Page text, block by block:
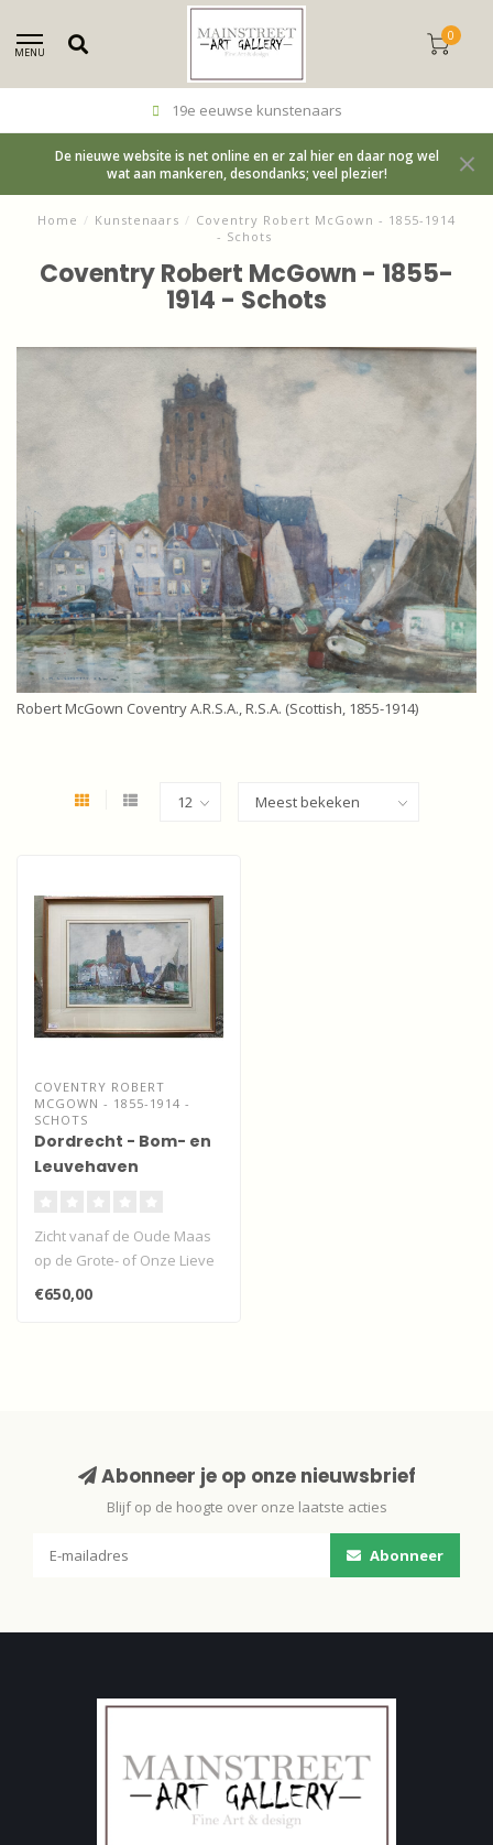
MENU
0
19e eeuwse kunstenaars
De nieuwe website is net online en er zal hier en daar nog wel
wat aan mankeren, desondanks; veel plezier!
Home / Kunstenaars / Coventry Robert McGown - 1855-1914
- Schots
Coventry Robert McGown - 1855-
1914 - Schots
Robert McGown Coventry A.R.S.A., R.S.A. (Scottish, 1855-1914)
COVENTRY ROBERT
MCGOWN - 1855-1914 -
SCHOTS
Dordrecht - Bom- en
Leuvehaven
Zicht vanaf de Oude Maas
op de Grote- of Onze Lieve
Vrouwekerk, de Bomhaven
€650,00
Abonneer je op onze nieuwsbrief
Blijf op de hoogte over onze laatste acties
Abonneer